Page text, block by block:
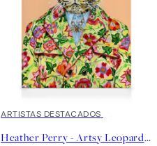
30%*
ARTISTAS DESTACADOS
Heather Perry - Artsy Leopard Lienzo